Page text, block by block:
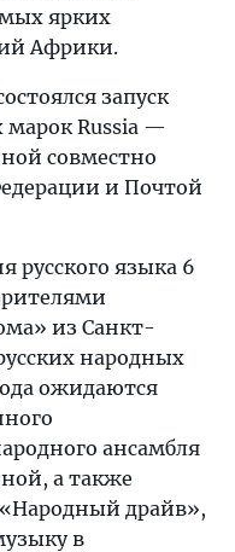
ярких
Африки.
запуск
марок Russia —
совместно
и Почтой
русского языка 6
из Санкт-
народных
ожидаются
ансамбля
а также
драйв»,
в